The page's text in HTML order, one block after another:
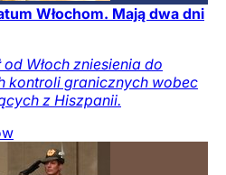
Włochom. Mają dwa dni
Włoch zniesienia do
kontroli granicznych wobec
z Hiszpanii.